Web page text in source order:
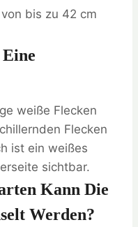
bis zu 42 cm
weiße Flecken
Flecken
ist ein weißes
sichtbar.
Kann Die
Werden?